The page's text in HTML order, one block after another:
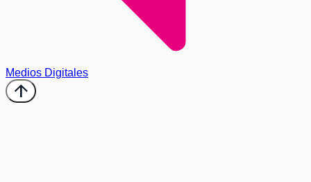
Medios Digitales
arrow_upward